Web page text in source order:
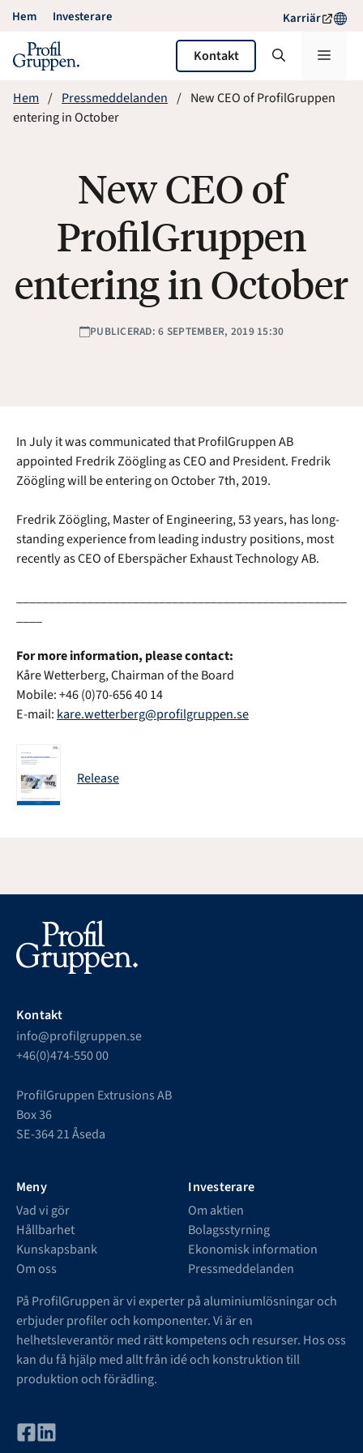
Hoppa
innehåll
Hem Investerare Karriär
Kontakt Meny
Hem Pressmeddelanden
New CEO of ProfilGruppen
entering in October
New CEO of
ProfilGruppen
entering in October
PUBLICERAD: 6 SEPTEMBER, 2019 15:30
In July it was communicated that ProfilGruppen AB
appointed Fredrik Zöögling as CEO and President. Fredrik
Zöögling will be entering on October 7th, 2019.
Fredrik Zöögling, Master of Engineering, 53 years, has long-
standing experience from leading industry positions, most
recently as CEO of Eberspächer Exhaust Technology AB.
For more information, please contact:
Kåre Wetterberg, Chairman of the Board
Mobile: +46 (0)70-656 40 14
E-mail: kare.wetterberg@profilgruppen.se
Release
Kontakt
info@profilgruppen.se
+46(0)474-550 00
ProfilGruppen Extrusions AB
Box 36
SE-364 21 Åseda
Meny
Vad vi gör
Hållbarhet
Kunskapsbank
Om oss
Investerare
Om aktien
Bolagsstyrning
Ekonomisk information
Pressmeddelanden
På ProfilGruppen är vi experter på aluminiumlösningar och
erbjuder profiler och komponenter. Vi är en
helhetsleverantör med rätt kompetens och resurser. Hos oss
kan du få hjälp med allt från idé och konstruktion till
produktion och förädling.